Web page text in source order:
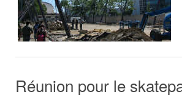
Réunion pour le